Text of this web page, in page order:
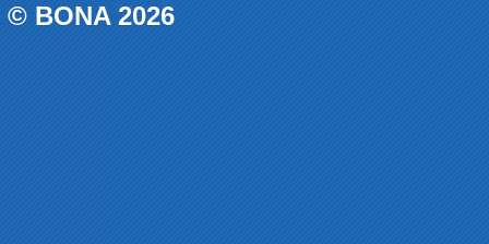
© BONA 2026